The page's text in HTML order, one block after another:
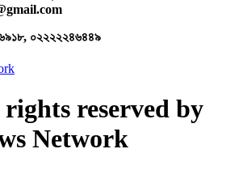
০২২২২২৪৬৪৪৯
reserved by
Network